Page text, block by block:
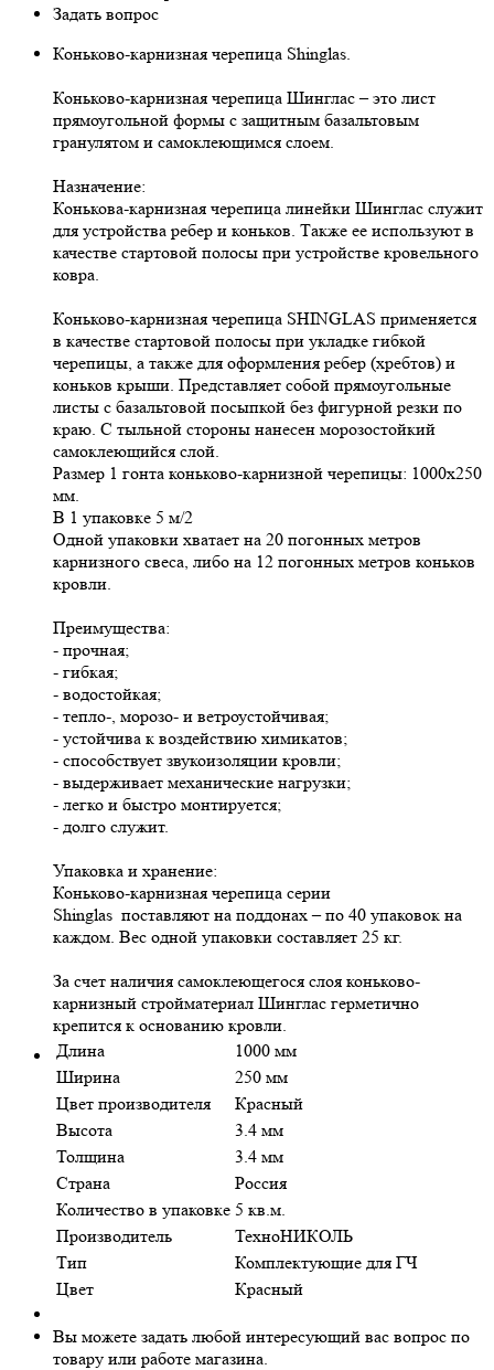
Задать вопрос
Коньково-карнизная черепица Shinglas.
Коньково-карнизная черепица Шинглас – это лист
прямоугольной формы с защитным базальтовым
гранулятом и самоклеющимся слоем.
Назначение:
Конькова-карнизная черепица линейки Шинглас служит
для устройства ребер и коньков. Также ее используют в
качестве стартовой полосы при устройстве кровельного
ковра.
Коньково-карнизная черепица SHINGLAS применяется
в качестве стартовой полосы при укладке гибкой
черепицы, а также для оформления ребер (хребтов) и
коньков крыши. Представляет собой прямоугольные
листы с базальтовой посыпкой без фигурной резки по
краю. С тыльной стороны нанесен морозостойкий
самоклеющийся слой.
Размер 1 гонта коньково-карнизной черепицы: 1000х250
мм.
В 1 упаковке 5 м/2
Одной упаковки хватает на 20 погонных метров
карнизного свеса, либо на 12 погонных метров коньков
кровли.
Преимущества:
- прочная;
- гибкая;
- водостойкая;
- тепло-, морозо- и ветроустойчивая;
- устойчива к воздействию химикатов;
- способствует звукоизоляции кровли;
- выдерживает механические нагрузки;
- легко и быстро монтируется;
- долго служит.
Упаковка и хранение:
Коньково-карнизная черепица серии
Shinglas поставляют на поддонах – по 40 упаковок на
каждом. Вес одной упаковки составляет 25 кг.
За счет наличия самоклеющегося слоя коньково-
карнизный стройматериал Шинглас герметично
крепится к основанию кровли.
Длина
1000 мм
Ширина
250 мм
Цвет производителя
Красный
Высота
3.4 мм
Толщина
3.4 мм
Страна
Россия
Количество в упаковке 5 кв.м.
Производитель
ТехноНИКОЛЬ
Тип
Комплектующие для ГЧ
Цвет
Красный
Вы можете задать любой интересующий вас вопрос по
товару или работе магазина.